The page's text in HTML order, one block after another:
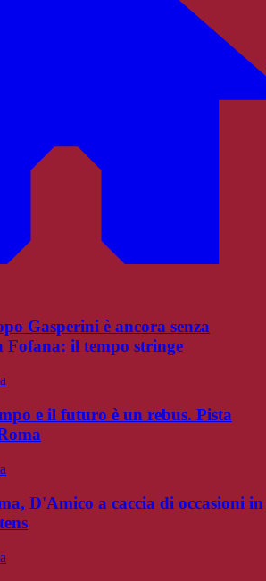
Gasperini è ancora senza
Fofana: il tempo stringe
e il futuro è un rebus. Pista
D'Amico a caccia di occasioni in